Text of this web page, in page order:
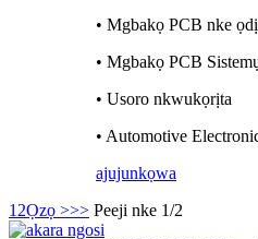
• Mgbakọ PCB nke
• Mgbakọ PCB
• Usoro nkwukọrịta
• Automotive
ajujunkọwa
1 2Ọzọ >>> Peeji nke 1/2